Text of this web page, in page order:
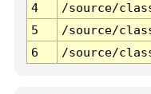
4
/source/
5
/source/
6
/source/